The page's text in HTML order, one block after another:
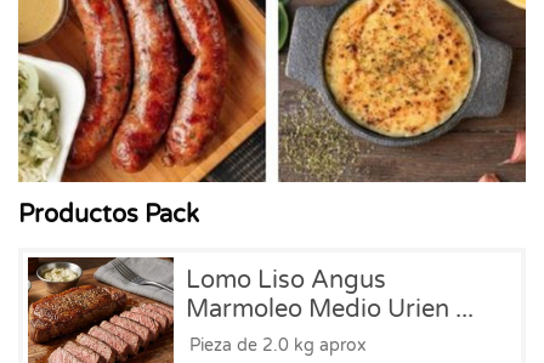
Productos Pack
Lomo Liso Angus
Marmoleo Medio Urien ...
Pieza de 2.0 kg aprox